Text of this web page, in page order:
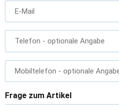
E-Mail
Telefon - optionale Angabe
Mobiltelefon - optionale
Frage zum Artikel